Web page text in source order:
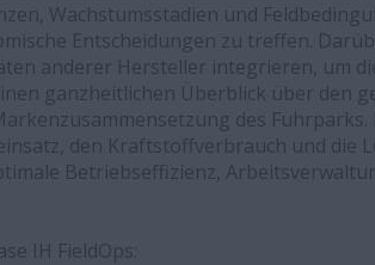
Wachstumsstadien und
Entscheidungen zu treffen.
anderer Hersteller integrieren, um
ganzheitlichen Überblick über den
des
den Kraftstoffverbrauch und die
Betriebseffizienz,
IH FieldOps: